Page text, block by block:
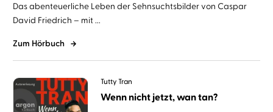
Das abenteuerliche Leben der Sehnsuchtsbilder von Caspar
David Friedrich – mit ...
Zum Hörbuch
Tutty Tran
Wenn nicht jetzt, wan tan?